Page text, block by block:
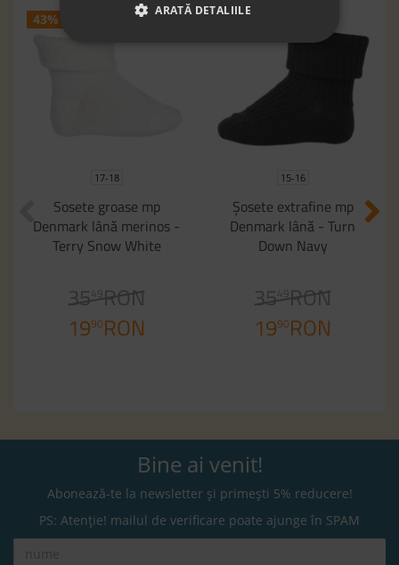
43%
17-18
Sosete groase mp
Denmark lână merinos -
Terry Snow White
35 49
RON
1990RON
43%
15-16
Șosete extrafine mp
Denmark lână - Turn
Down Navy
35 49
RON
1990RON
Bine ai venit!
Abonează-te la newsletter și primești 5% reducere!
PS: Atenție! mailul de verificare poate ajunge în SPAM
ARATĂ DETALIILE